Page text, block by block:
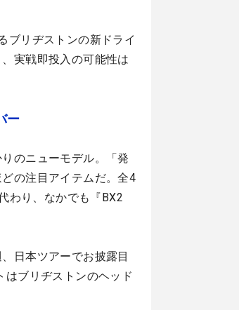
ブリヂストンの新ドライ
実戦即投入の可能性は
ー
のニューモデル。「発
の注目アイテムだ。全4
わり、なかでも『BX2
日本ツアーでお披露目
はブリヂストンのヘッド